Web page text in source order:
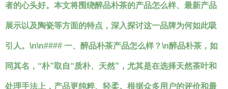
者的心头好。本文将围绕醉品朴茶的产品怎么样、最新产品
展示以及陶瓷等方面的特点，深入探讨这一品牌为何如此吸
引人。\n\n#### 一、醉品朴茶产品怎么样？\n醉品朴茶，如
同其名，“朴”取自“质朴、天然”，尤其是在选择天然茶叶和
处理手法上，产品更纯粹、轻柔。根据众多用户的评价和最